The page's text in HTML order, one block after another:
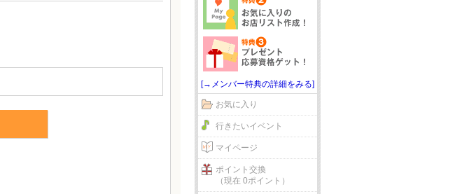
[→メンバー特典の詳細をみる]
お気に入り
行きたいイベント
マイページ
ポイント交換
（現在 0ポイント）